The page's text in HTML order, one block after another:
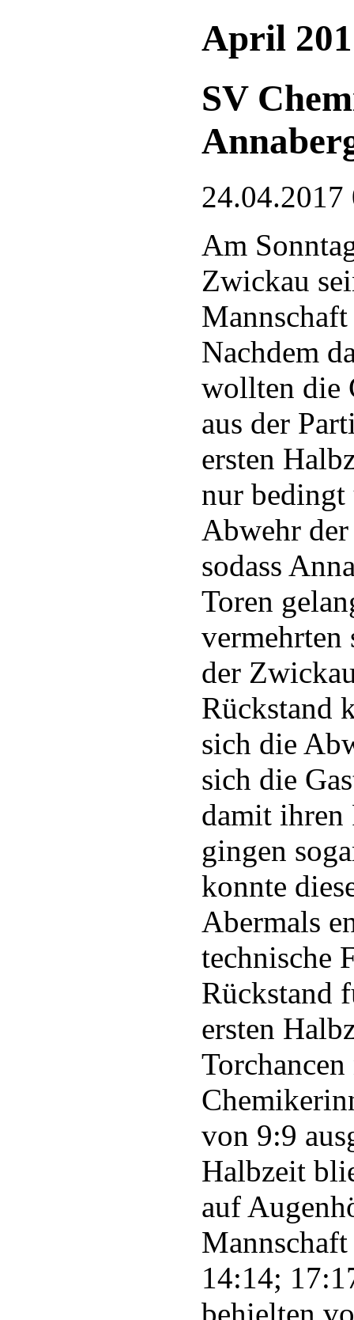
April
SV
Am
Zwickau
Nachdem
wollten die
aus der
ersten
nur bedingt
Abwehr
sodass
Toren
vermehrten
der
Rückstand
sich die
sich die
damit ihren
gingen
konnte
Abermals
technische
Rückstand
ersten
von 9:9
Halbzeit
auf
14:14;